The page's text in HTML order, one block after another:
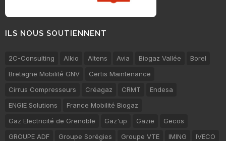
ILS NOUS SOUTIENNENT
2C-Consulting Alkio Altens Avia Biogaz Vallée
Borel
Bretagne Mobilité GNV
Certis Maintenance
Cirrus Compresseurs
Créagaz CRMT
Endesa
ENGIE Solutions
France Mobilité Biogaz
Gaz Electricité de Grenoble
Gaz'up Gazie
Gecos
GROUPE ADF
Groupe Sorégies Groupe VTE IMING IVECO